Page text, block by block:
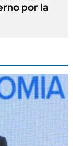
por la